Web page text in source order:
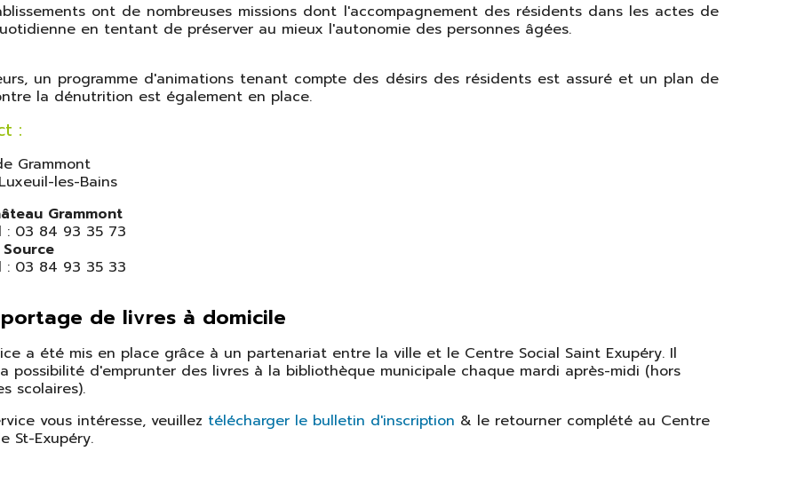
ont de nombreuses missions dont l'accompagnement des résidents dans les actes de
en tentant de préserver au mieux l'autonomie des personnes âgées.
un programme d'animations tenant compte des désirs des résidents est assuré et un plan de
la dénutrition est également en place.
:
Grammont
les-Bains
Grammont
: 03 84 93 35 73
Source
: 03 84 93 35 33
de livres à domicile
a été mis en place grâce à un partenariat entre la ville et le Centre Social Saint Exupéry. Il
possibilité d'emprunter des livres à la bibliothèque municipale chaque mardi après-midi (hors
scolaires).
vous intéresse, veuillez télécharger le bulletin d'inscription & le retourner complété au Centre
St-Exupéry.